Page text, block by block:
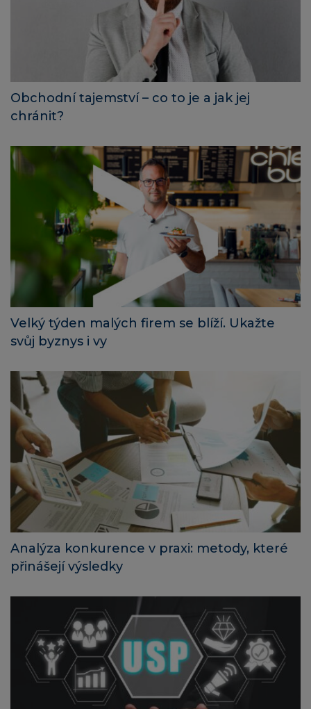
Obchodní tajemství – co to je a jak jej
chránit?
Velký týden malých firem se blíží. Ukažte
svůj byznys i vy
Analýza konkurence v praxi: metody, které
přinášejí výsledky